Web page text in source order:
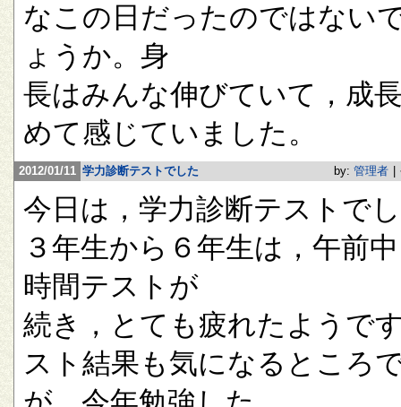
なこの日だったのではない
ょうか。身
長はみんな伸びていて，成
めて感じていました。
2012/01/11 学力診断テストでした by: 管理者
今日は，学力診断テストで
３年生から６年生は，午前
時間テストが
続き，とても疲れたようで
スト結果も気になるところ